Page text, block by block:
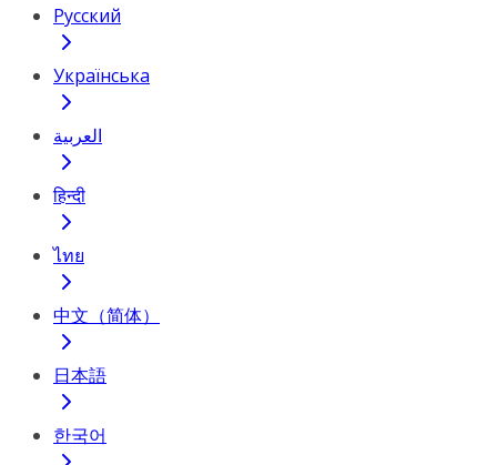
Русский
Українська
العربية
हिन्दी
ไทย
中文（简体）
日本語
한국어